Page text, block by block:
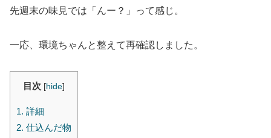
先週末の味見では「んー？」って感じ。
一応、環境ちゃんと整えて再確認しました。
目次 [hide]
1. 詳細
2. 仕込んだ物